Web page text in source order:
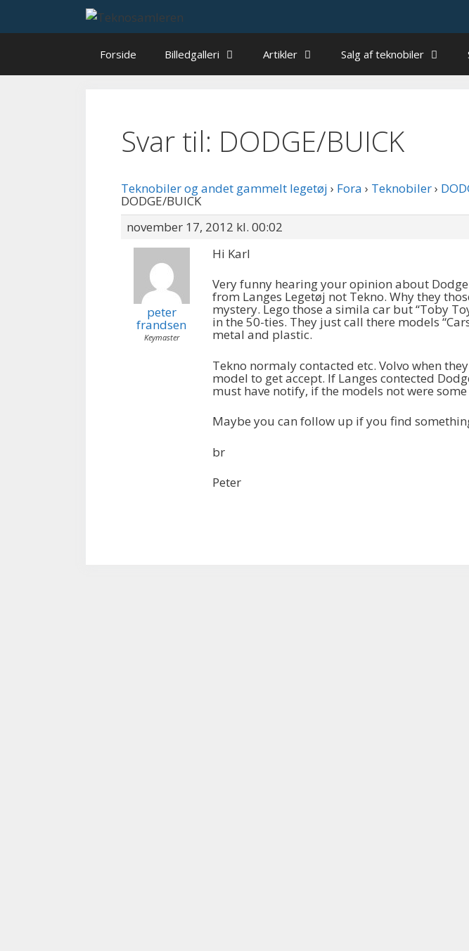
Forside Billedgalleri Artikler Salg af teknobiler
Svar til: DODGE/BUICK
Teknobiler og andet gammelt legetøj › Fora › Teknobiler›
DODGE/BUICK
november 17, 2012 kl. 00:02
peter
frandsen
Keymaster
Hi Karl
Very funny hearing your opinion about
from Langes Legetøj not Tekno. Why they
mystery. Lego those a simila car but “Toby
in the 50-ties. They just call there models
metal and plastic.
Tekno normaly contacted etc. Volvo when
model to get accept. If Langes contected
must have notify, if the models not were
Maybe you can follow up if you find
br
Peter